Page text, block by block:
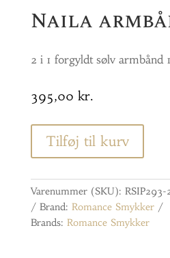
Naila
2 i 1 forgyldt sølv armbånd
395,00 kr.
Tilføj til kurv
Varenummer (SKU): RSIP293-
Brand: Romance Smykker
Brands: Romance Smykker